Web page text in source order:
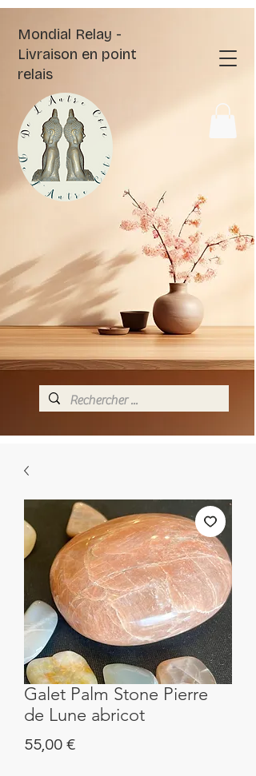
Mondial Relay -
Livraison en point
relais
Galet Palm Stone Pierre
de Lune abricot
55,00 €Prix